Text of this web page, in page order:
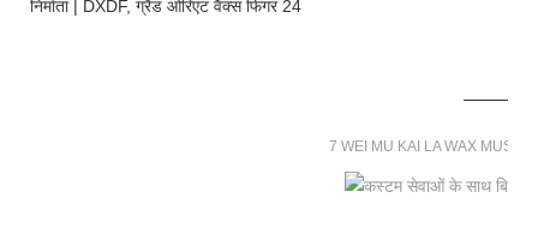
7 WEI MU KAI LA WAX